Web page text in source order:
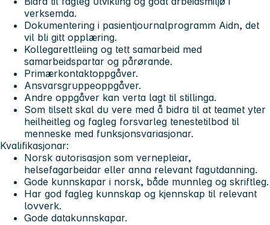
verksemda.
Dokumentering i pasientjournalprogramm Aidn, det
vil bli gitt opplæring.
Kollegarettleiing og tett samarbeid med
samarbeidspartar og pårørande.
Primærkontaktoppgåver.
Ansvarsgruppeoppgåver.
Andre oppgåver kan verta lagt til stillinga.
Som tilsett skal du vere med å bidra til at teamet yter
heilheitleg og fagleg forsvarleg tenestetilbod til
menneske med funksjonsvariasjonar.
Kvalifikasjonar:
Norsk autorisasjon som vernepleiar,
helsefagarbeidar eller anna relevant fagutdanning.
Gode kunnskapar i norsk, både munnleg og skriftleg.
Har god fagleg kunnskap og kjennskap til relevant
lovverk.
Gode datakunnskapar.